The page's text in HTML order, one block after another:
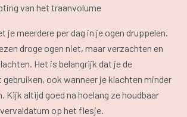
van het traanvolume
je meerdere per dag in je ogen druppelen.
droge ogen niet, maar verzachten en
Het is belangrijk dat je de
ook wanneer je klachten minder
Kijk altijd goed na hoelang ze houdbaar
op het flesje.